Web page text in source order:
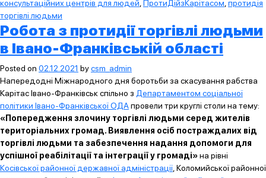
консультаційних центрів для людей ПротиДійзКарітасом протидія
торгівлі людьми
Робота з протидії торгівлі людьми
в Івано-Франківській області
Posted on 02.12.2021 bycsm_admin
Напередодні Міжнародного дня боротьби за скасування рабства
Карітас Івано-Франківськ спільно з Департаментом соціальної
політики Івано-Франківської ОДАпровели три круглі столи на тему:
«Попередження злочину торгівлі людьми серед жителів
територіальних громад. Виявлення осіб постраждалих від
торгівлі людьми та забезпечення надання допомоги для
успішної реабілітації та інтеграції у громаді»на рівні
Косівської районної державної адміністрації , Коломийської районної